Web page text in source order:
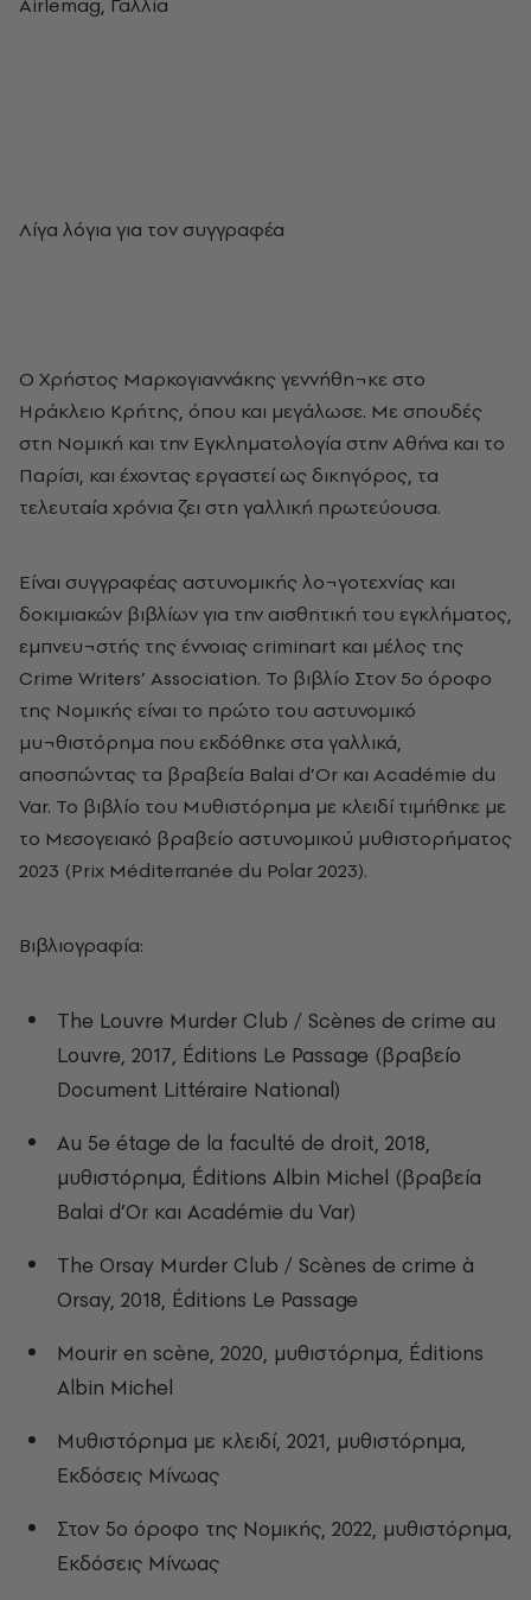
Λίγα λόγια για τον συγγραφέα
Ο Χρήστος Μαρκογιαννάκης γεννήθη¬κε στο
Ηράκλειο Κρήτης, όπου και μεγάλωσε. Με σπουδές
στη Νομική και την Εγκληματολογία στην Αθήνα και το
Παρίσι, και έχοντας εργαστεί ως δικηγόρος, τα
τελευταία χρόνια ζει στη γαλλική πρωτεύουσα.
Είναι συγγραφέας αστυνομικής λο¬γοτεχνίας και
δοκιμιακών βιβλίων για την αισθητική του εγκλήματος,
εμπνευ¬στής της έννοιας criminart και μέλος της
Crime Writers’ Association. Το βιβλίο Στον 5ο όροφο
της Νομικής είναι το πρώτο του αστυνομικό
μυ¬θιστόρημα που εκδόθηκε στα γαλλικά,
αποσπώντας τα βραβεία Balai d’Or και Académie du
Var. Το βιβλίο του Μυθιστόρημα με κλειδί τιμήθηκε με
το Μεσογειακό βραβείο αστυνομικού μυθιστορήματος
2023 (Prix Méditerranée du Polar 2023).
Βιβλιογραφία:
The Louvre Murder Club / Scènes de crime au
Louvre, 2017, Éditions Le Passage (βραβείο
Document Littéraire National)
Au 5e étage de la faculté de droit, 2018,
μυθιστόρημα, Éditions Albin Michel (βραβεία
Balai d’Or και Académie du Var)
The Orsay Murder Club / Scènes de crime à
Orsay, 2018, Éditions Le Passage
Mourir en scène, 2020, μυθιστόρημα, Éditions
Albin Michel
Μυθιστόρημα με κλειδί, 2021, μυθιστόρημα,
Εκδόσεις Μίνωας
Στον 5ο όροφο της Νομικής, 2022, μυθιστόρημα,
Εκδόσεις Μίνωας